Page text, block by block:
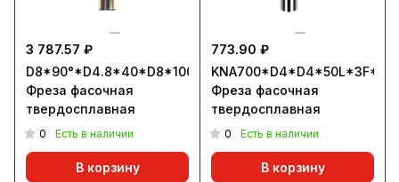
3 787.57 ₽
D8*90°*D4.8*40*D8*100*4T
Фреза фасочная
твердосплавная
0 Есть в наличии
В корзину
773.90 ₽
Фреза фасочная
твердосплавная
0 Есть в наличии
В корзину